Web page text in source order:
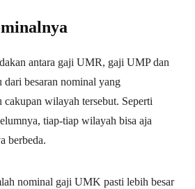
antara gaji UMR, gaji UMP dan
besaran nominal yang
cakupan wilayah tersebut. Seperti
tiap-tiap wilayah bisa aja
berbeda.
nominal gaji UMK pasti lebih besar